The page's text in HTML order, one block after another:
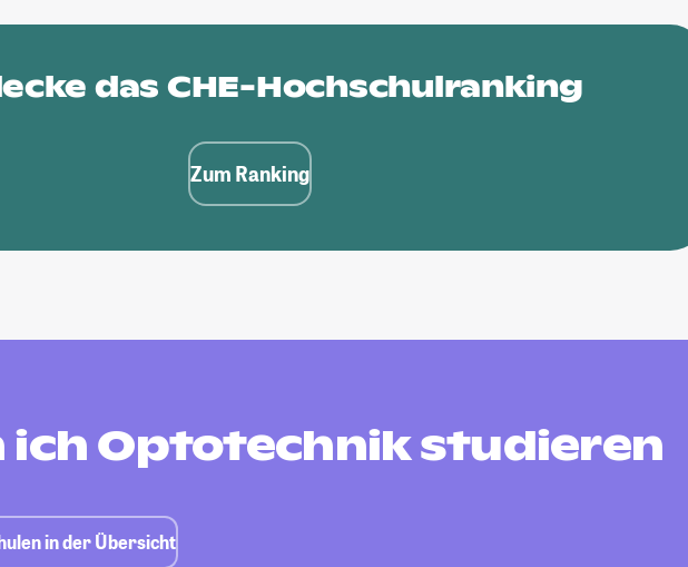
das CHE-Hochschulranking
Zum Ranking
ich Optotechnik studieren
in der Übersicht